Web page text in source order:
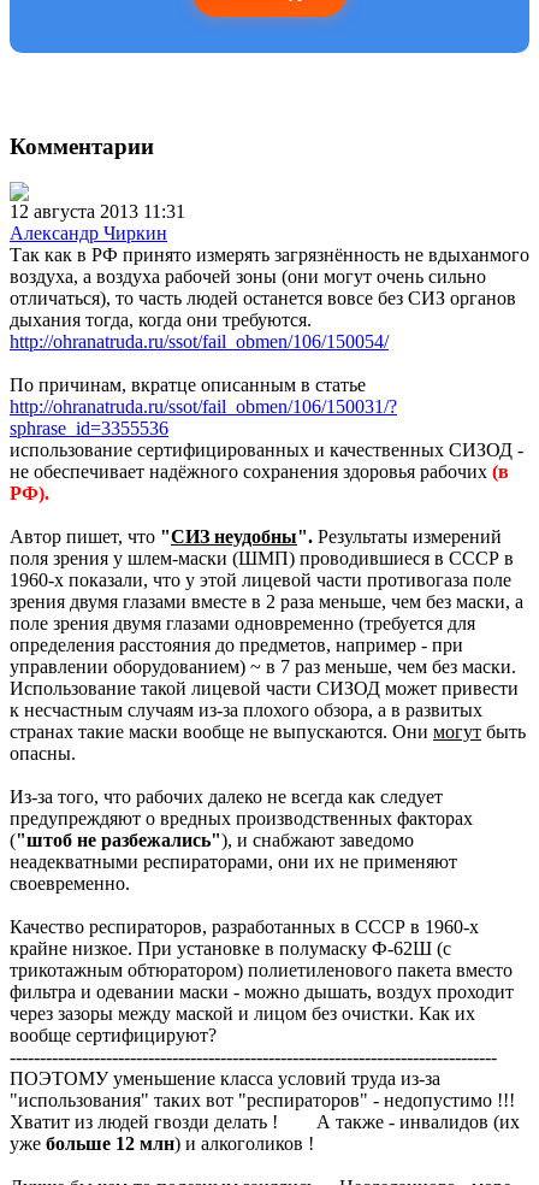
Комментарии
12 августа 2013 11:31
Александр Чиркин
Так как в РФ принято измерять загрязнённость не вдыханмого
воздуха, а воздуха рабочей зоны (они могут очень сильно
отличаться), то часть людей останется вовсе без СИЗ органов
дыхания тогда, когда они требуются.
http://ohranatruda.ru/ssot/fail_obmen/106/150054/
По причинам, вкратце описанным в статье
http://ohranatruda.ru/ssot/fail_obmen/106/150031/?
sphrase_id=3355536
использование сертифицированных и качественных СИЗОД -
не обеспечивает надёжного сохранения здоровья рабочих (в
РФ).
Автор пишет, что "СИЗ неудобны". Результаты измерений
поля зрения у шлем-маски (ШМП) проводившиеся в СССР в
1960-х показали, что у этой лицевой части противогаза поле
зрения двумя глазами вместе в 2 раза меньше, чем без маски, а
поле зрения двумя глазами одновременно (требуется для
определения расстояния до предметов, например - при
управлении оборудованием) ~ в 7 раз меньше, чем без маски.
Использование такой лицевой части СИЗОД может привести
к несчастным случаям из-за плохого обзора, а в развитых
странах такие маски вообще не выпускаются. Они могут быть
опасны.
Из-за того, что рабочих далеко не всегда как следует
предупреждяют о вредных производственных факторах
("штоб не разбежались"), и снабжают заведомо
неадекватными респираторами, они их не применяют
своевременно.
Качество респираторов, разработанных в СССР в 1960-х
крайне низкое. При установке в полумаску Ф-62Ш (с
трикотажным обтюратором) полиетиленового пакета вместо
фильтра и одевании маски - можно дышать, воздух проходит
через зазоры между маской и лицом без очистки. Как их
вообще сертифицируют?
---------------------------------------------------------------------------------
ПОЭТОМУ уменьшение класса условий труда из-за
"использования" таких вот "респираторов" - недопустимо !!!
Хватит из людей гвозди делать ! А также - инвалидов (их
уже больше 12 млн) и алкоголиков !